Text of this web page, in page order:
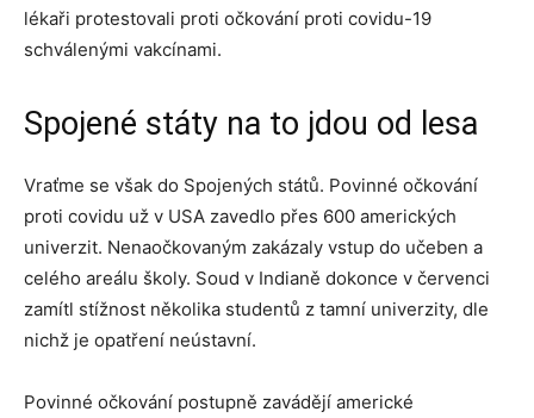
lékaři protestovali proti očkování proti covidu-19
schválenými vakcínami.
Spojené státy na to jdou od lesa
Vraťme se však do Spojených států. Povinné očkování
proti covidu už v USA zavedlo přes 600 amerických
univerzit. Nenaočkovaným zakázaly vstup do učeben a
celého areálu školy. Soud v Indianě dokonce v červenci
zamítl stížnost několika studentů z tamní univerzity, dle
nichž je opatření neústavní.
Povinné očkování postupně zavádějí americké